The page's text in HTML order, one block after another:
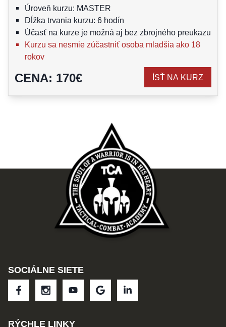
Úroveň kurzu: MASTER
Dĺžka trvania kurzu: 6 hodín
Účasť na kurze je možná aj bez zbrojného preukazu
Kurzu sa nesmie zúčastniť osoba mladšia ako 18
rokov
CENA: 170€ ÍSŤ NA KURZ
SOCIÁLNE SIETE
RÝCHLE LINKY